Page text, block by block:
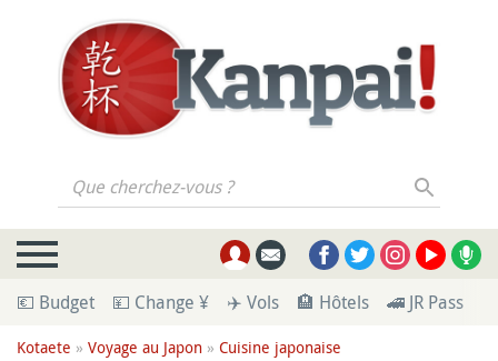
Que cherchez-vous ?
💶 Budget 💴 Change ¥ ✈️ Vols 🏨 Hôtels 🚄 JR Pass
Kotaete » Voyage au Japon » Cuisine japonaise